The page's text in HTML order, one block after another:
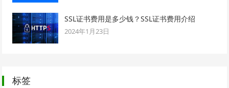
SSL证书费用是多少钱？SSL证书费用介绍
2024年1月23日
标签